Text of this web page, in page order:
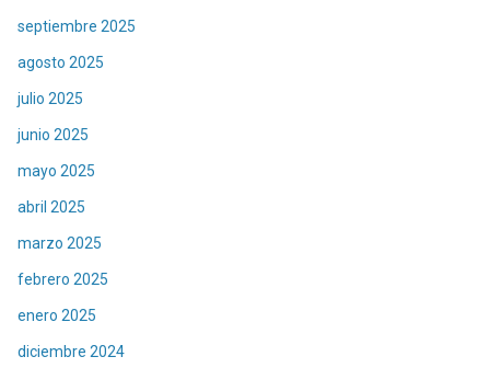
septiembre 2025
agosto 2025
julio 2025
junio 2025
mayo 2025
abril 2025
marzo 2025
febrero 2025
enero 2025
diciembre 2024